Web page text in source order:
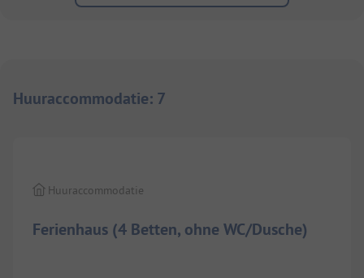
Huuraccommodatie: 7
Ferienhaus (4 Betten, ohne WC/Dusche)
Huuraccommodatie